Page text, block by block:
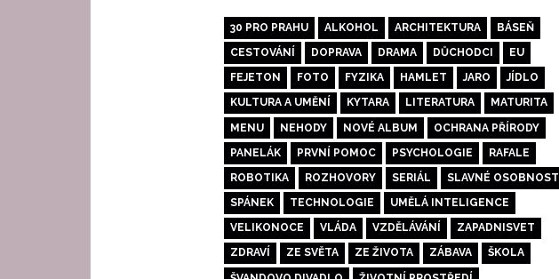
30 PRO PRAHU ALKOHOL ARCHITEKTURA BÁSEŇ
CESTOVÁNÍ DOPRAVA DRAMA DŮCHODCI EU
FEJETON FOTO FYZIKA HAMLET JARO JÍDLO
KULTURA A UMĚNÍ KYTARA LITERATURA MATURITA
MENU NEHODY NOVÉ ALBUM OCHRANA PŘÍRODY
PANELÁK PRVNÍ POMOC PSYCHOLOGIE RAFALE
ROBOTIKA ROZHOVORY SERIÁL SLAVNÉ OSOBNOSTI
SPÁNEK TECHNOLOGIE UMĚLÁ INTELIGENCE
VELIKONOCE VLÁDA VZDĚLÁVÁNÍ ZAPADNISVET
ZDRAVÍ ZE SVĚTA ZE ŽIVOTA ZÁBAVA ŠKOLA